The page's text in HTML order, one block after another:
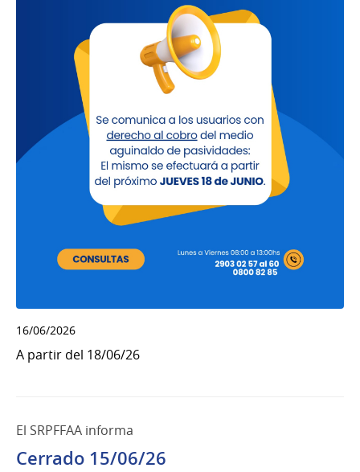
16/06/2026
A partir del 18/06/26
El SRPFFAA informa
Cerrado 15/06/26